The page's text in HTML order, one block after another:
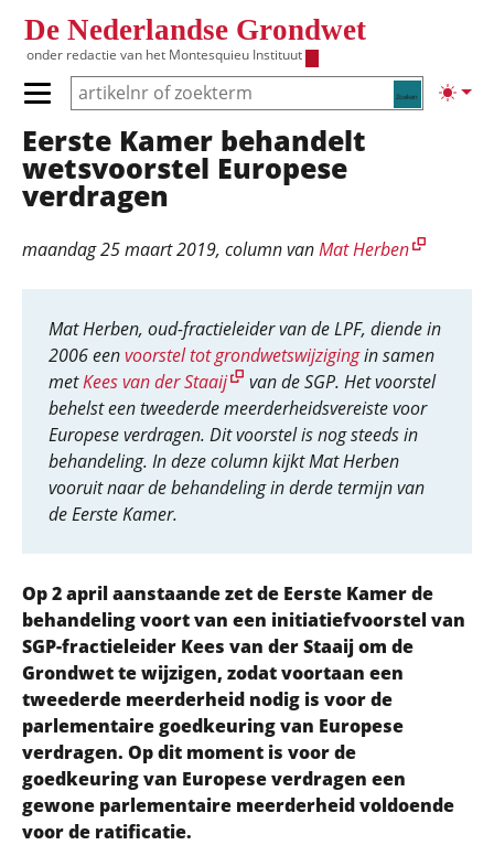
De Nederlandse Grondwet
onder redactie van het Montesquieu Instituut
Zoeken
Primair menu tonen/verbergen
Hoofdnavigatie
Eerste Kamer behandelt
wetsvoorstel Europese
verdragen
maandag 25 maart 2019, column vanMat Herben
Mat Herben, oud-fractieleider van de LPF, diende in
2006 eenvoorstel tot grondwetswijzigingin samen
metKees van der Staaij
van de SGP. Het voorstel
behelst een tweederde meerderheidsvereiste voor
Europese verdragen. Dit voorstel is nog steeds in
behandeling. In deze column kijkt Mat Herben
vooruit naar de behandeling in derde termijn van
de Eerste Kamer.
Op 2 april aanstaande zet de Eerste Kamer de
behandeling voort van een initiatiefvoorstel van
SGP-fractieleider Kees van der Staaij om de
Grondwet te wijzigen, zodat voortaan een
tweederde meerderheid nodig is voor de
parlementaire goedkeuring van Europese
verdragen. Op dit moment is voor de
goedkeuring van Europese verdragen een
gewone parlementaire meerderheid voldoende
voor de ratificatie.